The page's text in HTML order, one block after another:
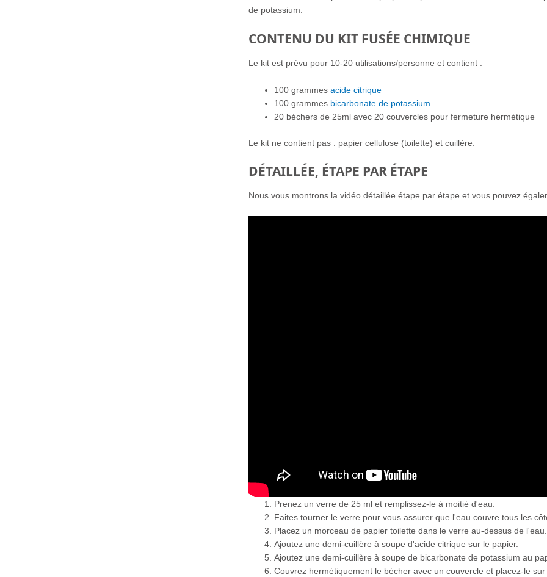
de potassium.
CONTENU DU KIT FUSÉE CHIMIQUE
Le kit est prévu pour 10-20 utilisations/personne et contient :
100 grammes acide citrique
100 grammes bicarbonate de potassium
20 béchers de 25ml avec 20 couvercles pour fermeture hermétique
Le kit ne contient pas : papier cellulose (toilette) et cuillère.
DÉTAILLÉE, ÉTAPE PAR ÉTAPE
Nous vous montrons la vidéo détaillée étape par étape et vous pouvez
Prenez un verre de 25 ml et remplissez-le à moitié d'eau.
Faites tourner le verre pour vous assurer que l'eau couvre tous les
Placez un morceau de papier toilette dans le verre au-dessus de l'eau.
Ajoutez une demi-cuillère à soupe d'acide citrique sur le papier.
Ajoutez une demi-cuillère à soupe de bicarbonate de potassium au
Couvrez hermétiquement le bécher avec un couvercle et placez-le sur